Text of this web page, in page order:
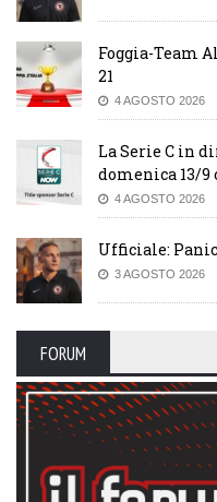
Antonini: “Penalizzazione
ha di che esistere. Nostra
salvezza i punti che devono
restituirci”
Foggia-Team
21
4 AGOSTO 2026
La Serie C in
domenica 13/9
4 AGOSTO 2026
Ufficiale:
3 AGOSTO 2026
FORUM